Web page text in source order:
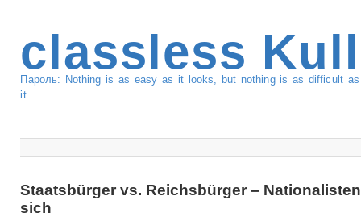
classless
Пароль: Nothing is as easy as it looks, but nothing is as difficult
it.
Staatsbürger vs. Reichsbürger –
sich